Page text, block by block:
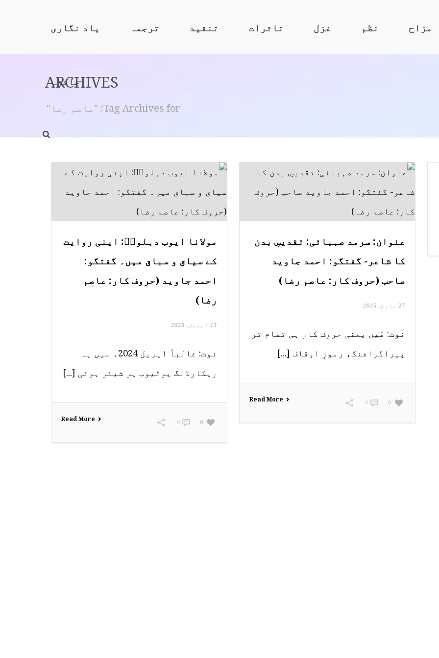
یاد نگاری ترجمہ تنقید تاثرات غزل نظم مزاح
جائزہ
ARCHIVES
Tag Archives for: "عاصم رضا"
مولانا ایوب دہلویؒ: اپنی روایت
کے سیاق و سباق میں۔ گفتگو:
احمد جاوید (حروف کار: عاصم
رضا)
13 اپریل, 2025
نوٹ: غالباً اپریل 2024ء میں یہ
ریکارڈنگ یوٹیوب پر شیئر ہوئی [...]
Read More 0
0
عنوان: سرمد صہبائی: تقدیسِ بدن
کا شاعر- گفتگو: احمد جاوید
صاحب (حروف کار: عاصم رضا)
27 مارچ, 2025
نوٹ: مَیں یعنی حروف کار ہی تمام تر
پیراگرافنگ، رموزِ اوقاف [...]
Read More 0
0